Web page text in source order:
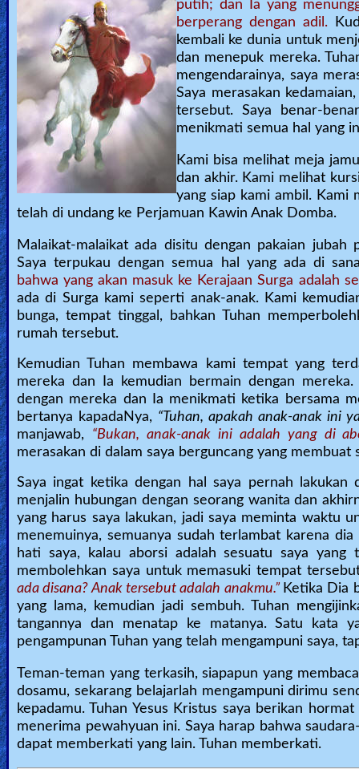
putih; dan Ia yang
berperang dengan adil.
kembali ke dunia untuk
dan menepuk mereka.
mengendarainya, saya
Saya merasakan
tersebut. Saya benar-
menikmati semua hal yang
Kami bisa melihat meja
dan akhir. Kami melihat
yang siap kami ambil. Kami
telah di undang ke Perjamuan Kawin Anak Domba.
Malaikat-malaikat ada disitu dengan pakaian
Saya terpukau dengan semua hal yang ada di
bahwa yang akan masuk ke Kerajaan Surga adalah
ada di Surga kami seperti anak-anak. Kami
bunga, tempat tinggal, bahkan Tuhan
rumah tersebut.
Kemudian Tuhan membawa kami tempat yang
mereka dan Ia kemudian bermain dengan
dengan mereka dan Ia menikmati ketika bersama
bertanya kapadaNya, “Tuhan, apakah anak-anak ini
manjawab, “Bukan, anak-anak ini adalah yang di
merasakan di dalam saya berguncang yang membuat
Saya ingat ketika dengan hal saya pernah
menjalin hubungan dengan seorang wanita dan
yang harus saya lakukan, jadi saya meminta waktu
menemuinya, semuanya sudah terlambat karena
hati saya, kalau aborsi adalah sesuatu saya
membolehkan saya untuk memasuki tempat
ada disana? Anak tersebut adalah anakmu.” Ketika Dia
yang lama, kemudian jadi sembuh. Tuhan
tangannya dan menatap ke matanya. Satu kata
pengampunan Tuhan yang telah mengampuni saya,
Teman-teman yang terkasih, siapapun yang
dosamu, sekarang belajarlah mengampuni dirimu
kepadamu. Tuhan Yesus Kristus saya berikan
menerima pewahyuan ini. Saya harap bahwa
dapat memberkati yang lain. Tuhan memberkati.